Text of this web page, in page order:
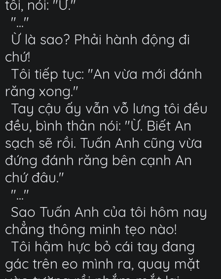
tôi, nói: "Ừ."
"..."
Ừ là sao? Phải hành động đi
chứ!
Tôi tiếp tục: "An vừa mới đánh
răng xong."
Tay cậu ấy vẫn vỗ lưng tôi đều
đều, bình thản nói: "Ừ. Biết An
sạch sẽ rồi. Tuấn Anh cũng vừa
đứng đánh răng bên cạnh An
chứ đâu."
"..."
Sao Tuấn Anh của tôi hôm nay
chẳng thông minh tẹo nào!
Tôi hậm hực bỏ cái tay đang
gác trên eo mình ra, quay mặt